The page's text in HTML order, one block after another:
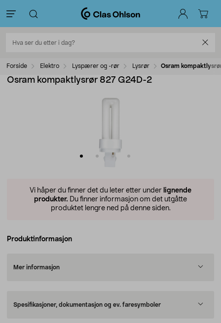
Forside Elektro Lyspærer og -rør Lysrør Osram
Osram kompaktlysrør 827 G24D-2
Vi håper du finner det du leter etter under lignende
produkter. Du finner informasjon om det utgåtte
produktet lengre ned på denne siden.
Produktinformasjon
Mer informasjon
Spesifikasjoner, dokumentasjon og ev. faresymboler